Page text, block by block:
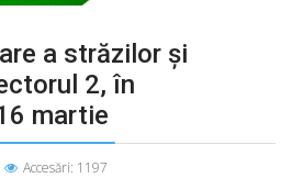
a străzilor și
2, în
martie
Accesări: 1197